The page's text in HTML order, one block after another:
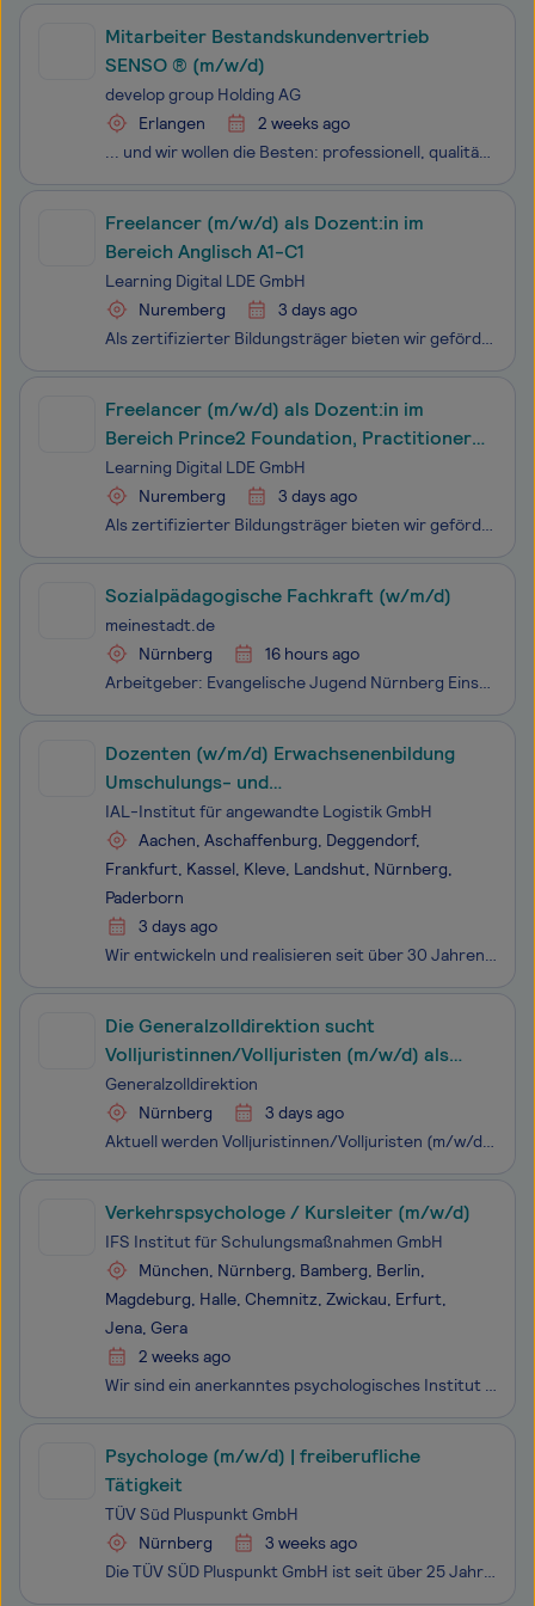
Mitarbeiter Bestandskundenvertrieb
SENSO ® (m/w/d)
develop group Holding AG
Erlangen
2 weeks ago
... und wir wollen die Besten: professionell, qualitätsorientiert, kreativ. Wir sind erfolgreich, weil wir engagierter, motivierter und zuverlässiger arbeiten. Seit mehr als 40 Jahren ist die develop group mit derzeit ca. 180 Mitarbeiterinnen und Mitarbeitern als Anbieter von Branchensoftware etabl
Freelancer (m/w/d) als Dozent:in im
Bereich Anglisch A1-C1
Learning Digital LDE GmbH
Nuremberg
3 days ago
Als zertifizierter Bildungsträger bieten wir geförderte Weiterbildungen an, die ganz flexibel von überall aus absolviert werden können. Unser modulares und innovatives Weiterbildungskonzept wird an die persönlichen Bedürfnisse angepasst, um so die Qualifikationen zu erhöhen und bessere Berufschancen
Freelancer (m/w/d) als Dozent:in im
Bereich Prince2 Foundation, Practitioner
und Agile Foundation
Learning Digital LDE GmbH
Nuremberg
3 days ago
Als zertifizierter Bildungsträger bieten wir geförderte Weiterbildungen an, die ganz flexibel von überall aus absolviert werden können. Unser modulares und innovatives Weiterbildungskonzept wird an die persönlichen Bedürfnisse angepasst, um so die Qualifikationen zu erhöhen und bessere Berufschancen
Sozialpädagogische Fachkraft (w/m/d)
meinestadt.de
Nürnberg
16 hours ago
Arbeitgeber: Evangelische Jugend Nürnberg Einsatzort: 90403 Nürnberg Die Evangelische Jugend Nürnberg (ejn) bildet den Evangelischen Jugendverband im Dekanat Nürnberg Wir suchen in Teilzeit zum 1. Oktober 2026 eine Sozialpädagogische Fachkraft (w/m/d) (Bachelor of Arts/Diplom oder vergleichbare Qu
Dozenten (w/m/d) Erwachsenenbildung
Umschulungs- und
Qualifizierungsmaßnahmen
IAL-Institut für angewandte Logistik GmbH
Aachen, Aschaffenburg, Deggendorf,
Frankfurt, Kassel, Kleve, Landshut, Nürnberg,
Paderborn
3 days ago
Wir entwickeln und realisieren seit über 30 Jahren erfolgreich Weiterbildungskonzepte und unterstützen Teilnehmer/innen dabei, sich beruflich neu zu orientieren und erfolgreich durchzustarten. Zur Verstärkung für die Teams unserer Niederlassungen suchen wir zum nächstmöglichen Zeitpunkt jeweils eine
Die Generalzolldirektion sucht
Volljuristinnen/Volljuristen (m/w/d) als
Referentin/Referent in der
Generalzolldirektion, Direktion V, Standort
Nürnberg
Generalzolldirektion
Nürnberg
3 days ago
Aktuell werden Volljuristinnen/Volljuristen (m/w/d) konkret für Dienstposten des höheren Dienstes bei der Generalzolldirektion, Direktion V - Zollrecht – am Standort Nürnberg gesucht, wobei im weiteren Verlauf der Tätigkeit in der Zollverwaltung andere fachliche und örtliche Einsatzmöglichkeiten bes
Verkehrspsychologe / Kursleiter (m/w/d)
IFS Institut für Schulungsmaßnahmen GmbH
München, Nürnberg, Bamberg, Berlin,
Magdeburg, Halle, Chemnitz, Zwickau, Erfurt,
Jena, Gera
2 weeks ago
Wir sind ein anerkanntes psychologisches Institut in privater Trägerschaft (GmbH), welches seit über 45 Jahren bundesweit psychologische Beratungen und Verkehrstherapien sowie Schulungen mit Rechtsfolgen anbietet.Unser Angebot richtet sich an Menschen, die aufgrund von Alkohol-/Drogen-/Verkehrsdelik
Psychologe (m/w/d) | freiberufliche
Tätigkeit
TÜV Süd Pluspunkt GmbH
Nürnberg
3 weeks ago
Die TÜV SÜD Pluspunkt GmbH ist seit über 25 Jahren Teil des TÜV SÜD Konzerns und Marktführer in der MPU‑Beratung. Wir sind spezialisiert auf das Fachgebiet der Verkehrspsychologie und stehen für seriöse, fachlich fundierte und empathische Begleitung unserer Klient:innen. Aktuell suchen wir freiberuf